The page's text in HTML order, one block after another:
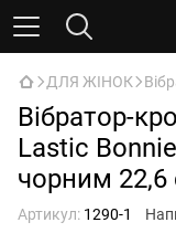
ДЛЯ ЖІНОК
Вібратор-
Lastic
чорним 22,6
Артикул: 1290-1